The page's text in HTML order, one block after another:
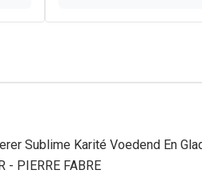
Sublime Karité Voedend En
- PIERRE FABRE